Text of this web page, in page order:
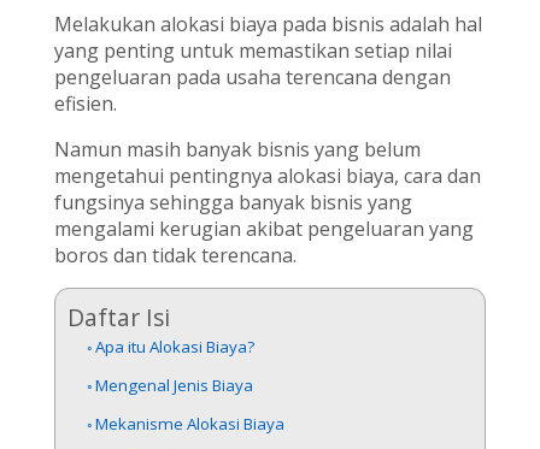
Melakukan alokasi biaya pada bisnis adalah hal
yang penting untuk memastikan setiap nilai
pengeluaran pada usaha terencana dengan
efisien.
Namun masih banyak bisnis yang belum
mengetahui pentingnya alokasi biaya, cara dan
fungsinya sehingga banyak bisnis yang
mengalami kerugian akibat pengeluaran yang
boros dan tidak terencana.
Daftar Isi
Apa itu Alokasi Biaya?
Mengenal Jenis Biaya
Mekanisme Alokasi Biaya